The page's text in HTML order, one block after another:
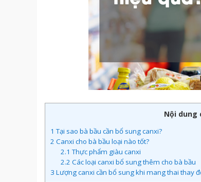
Nội dung
1 Tại sao bà bầu cần bổ sung canxi?
2 Canxi cho bà bầu loại nào tốt?
2.1 Thực phẩm giàu canxi
2.2 Các loại canxi bổ sung thêm cho bà bầu
3 Lượng canxi cần bổ sung khi mang thai thay